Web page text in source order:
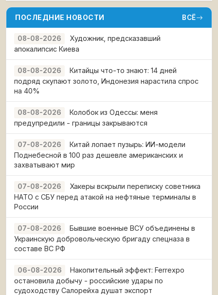
ПОСЛЕДНИЕ НОВОСТИ ВСЁ
08-08-2026
Художник, предсказавший
апокалипсис Киева
08-08-2026
Китайцы что-то знают: 14 дней
подряд скупают золото, Индонезия нарастила спрос
на 40%
08-08-2026
Колобок из Одессы: меня
предупредили - границы закрываются
07-08-2026
Китай лопает пузырь: ИИ-модели
Поднебесной в 100 раз дешевле американских и
захватывают мир
07-08-2026
Хакеры вскрыли переписку советника
НАТО с СБУ перед атакой на нефтяные терминалы в
России
07-08-2026
Бывшие военные ВСУ объединены в
Украинскую добровольческую бригаду спецназа в
составе ВС РФ
06-08-2026
Накопительный эффект: Ferrexpo
остановила добычу - российские удары по
судоходству Салорейха душат экспорт